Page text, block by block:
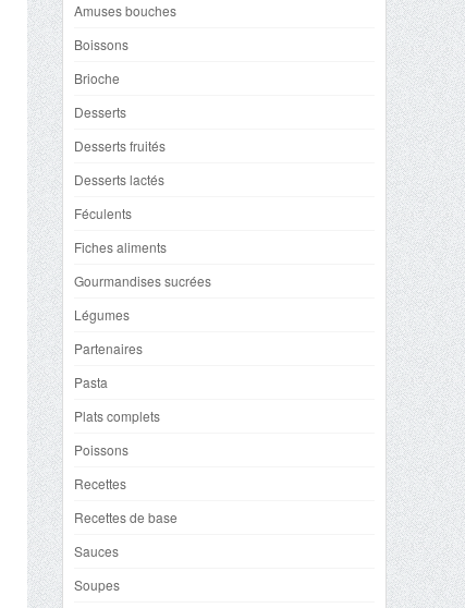
Amuses bouches
Boissons
Brioche
Desserts
Desserts fruités
Desserts lactés
Féculents
Fiches aliments
Gourmandises sucrées
Légumes
Partenaires
Pasta
Plats complets
Poissons
Recettes
Recettes de base
Sauces
Soupes